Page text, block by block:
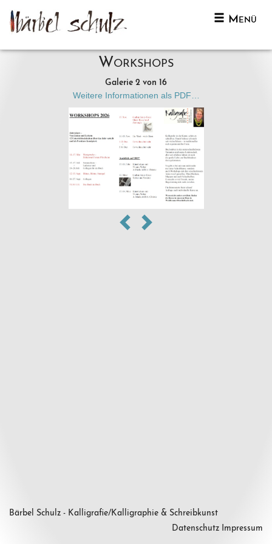
Menü
Workshops
Galerie 2 von 16
Weitere Informationen als PDF…
Bärbel Schulz - Kalligrafie/Kalligraphie & Schreibkunst
Datenschutz Impressum